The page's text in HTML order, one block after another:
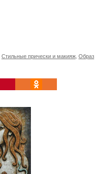
Стильные прически и макияж, Образ